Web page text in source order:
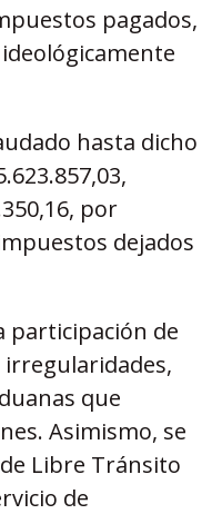
pagados,
hasta dicho
por
dejados
participación de
que
Asimismo, se
Libre Tránsito
de